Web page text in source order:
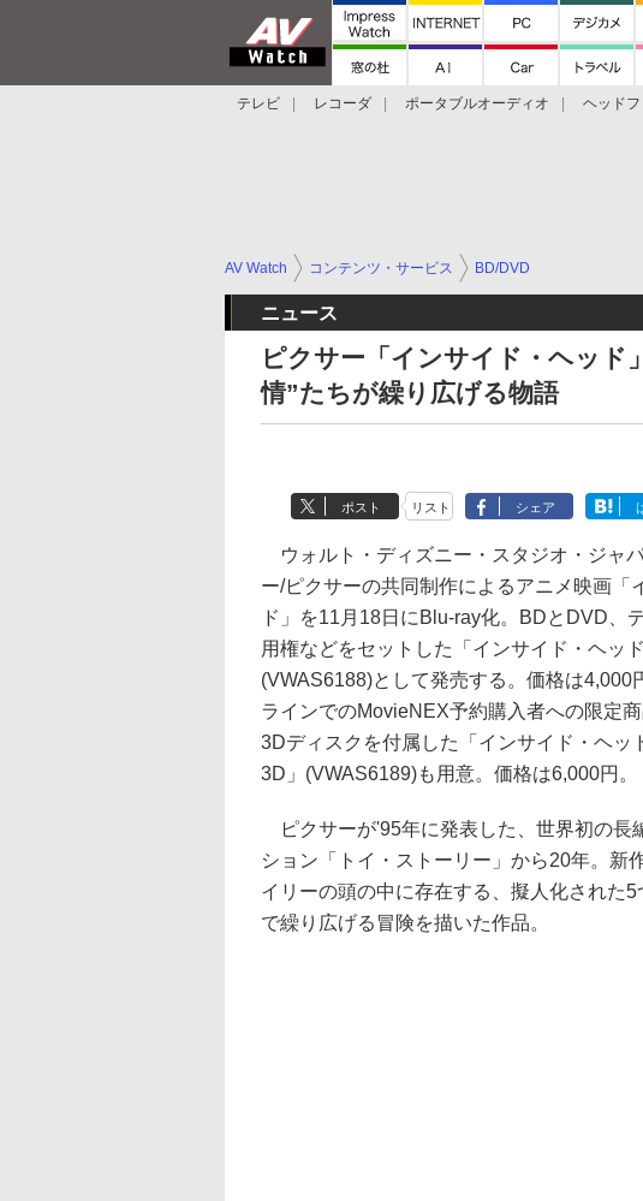
テレビ レコーダ ポータブルオーディオ ヘッドフ
AV Watch コンテンツ・サービス BD/DVD
ニュース
ピクサー「インサイド・ヘッド
情”たちが繰り広げる物語
ポスト リスト シェア
ウォルト・ディズニー・スタジオ・ジャ
ー/ピクサーの共同制作によるアニメ映画「
ド」を11月18日にBlu-ray化。BDとDVD、
用権などをセットした「インサイド・ヘッ
(VWAS6188)として発売する。価格は4,000
ラインでのMovieNEX予約購入者への限定
3Dディスクを付属した「インサイド・ヘッ
3D」(VWAS6189)も用意。価格は6,000円。
ピクサーが'95年に発表した、世界初の長
ション「トイ・ストーリー」から20年。新
イリーの頭の中に存在する、擬人化された
で繰り広げる冒険を描いた作品。